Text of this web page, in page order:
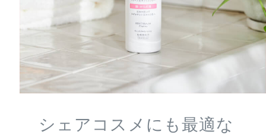
シェアコスメにも最適な